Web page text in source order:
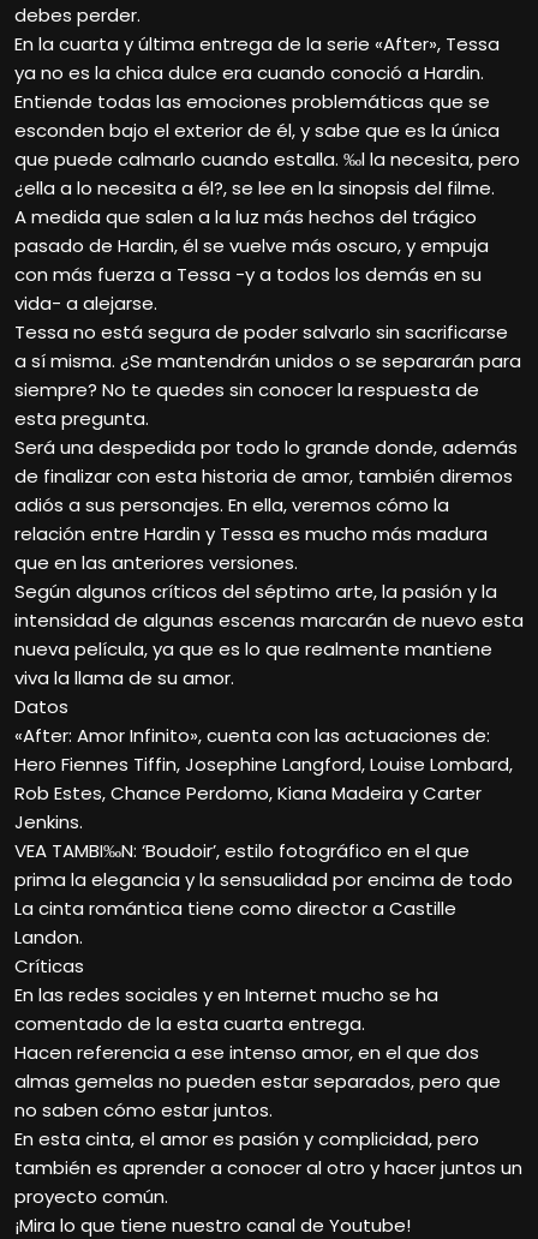
debes perder.
En la cuarta y última entrega de la serie «After», Tessa
ya no es la chica dulce era cuando conoció a Hardin.
Entiende todas las emociones problemáticas que se
esconden bajo el exterior de él, y sabe que es la única
que puede calmarlo cuando estalla. ‰l la necesita, pero
¿ella a lo necesita a él?, se lee en la sinopsis del filme.
A medida que salen a la luz más hechos del trágico
pasado de Hardin, él se vuelve más oscuro, y empuja
con más fuerza a Tessa -y a todos los demás en su
vida- a alejarse.
Tessa no está segura de poder salvarlo sin sacrificarse
a sí misma. ¿Se mantendrán unidos o se separarán para
siempre? No te quedes sin conocer la respuesta de
esta pregunta.
Será una despedida por todo lo grande donde, además
de finalizar con esta historia de amor, también diremos
adiós a sus personajes. En ella, veremos cómo la
relación entre Hardin y Tessa es mucho más madura
que en las anteriores versiones.
Según algunos críticos del séptimo arte, la pasión y la
intensidad de algunas escenas marcarán de nuevo esta
nueva película, ya que es lo que realmente mantiene
viva la llama de su amor.
Datos
«After: Amor Infinito», cuenta con las actuaciones de:
Hero Fiennes Tiffin, Josephine Langford, Louise Lombard,
Rob Estes, Chance Perdomo, Kiana Madeira y Carter
Jenkins.
VEA TAMBI‰N: ‘Boudoir’, estilo fotográfico en el que
prima la elegancia y la sensualidad por encima de todo
La cinta romántica tiene como director a Castille
Landon.
Críticas
En las redes sociales y en Internet mucho se ha
comentado de la esta cuarta entrega.
Hacen referencia a ese intenso amor, en el que dos
almas gemelas no pueden estar separados, pero que
no saben cómo estar juntos.
En esta cinta, el amor es pasión y complicidad, pero
también es aprender a conocer al otro y hacer juntos un
proyecto común.
¡Mira lo que tiene nuestro canal de Youtube!